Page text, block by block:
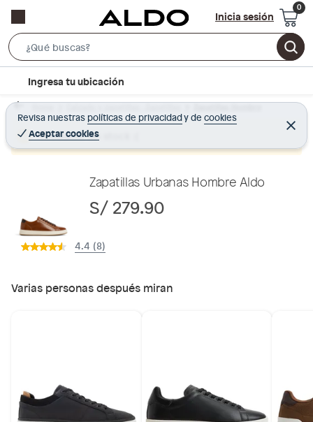
Inicia sesión
e
r
c
B
r
c
t
n
Ingresa tu ubicación
Revisa nuestras políticas de privacidadyde cookies
Aceptar cookies
C
e
r
Home Calzado y zapatillas - Zapatillas Zapatillas Hombre
Producto sin stock :(
Zapatillas Urbanas Hombre Aldo
S/ 279.90
4.4 (8)
Varias personas después miran